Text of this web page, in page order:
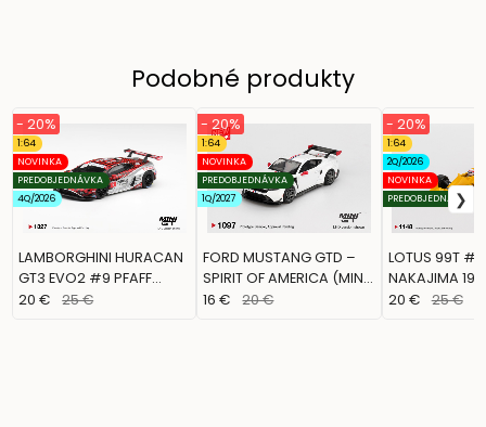
Podobné produkty
LAMBORGHINI HURACAN
GT3 EVO2 #9 PFAFF
MOTORSPORTS 2025
1:64
NOVINKA
PREDOBJEDNÁVKA
4Q/2026
- 20%
20 € 25 €
FORD MUSTANG GTD –
SPIRIT OF AMERICA (MINI
GT, MGT01097)
1:64
NOVINKA
PREDOBJEDNÁVKA
1Q/2027
- 20%
16 € 20 €
LOTUS 99T
NAKAJIMA
MONACO
1:64
2Q/2026
NOVINKA
PREDOBJEDNÁVKA
- 20%
20 € 25 €